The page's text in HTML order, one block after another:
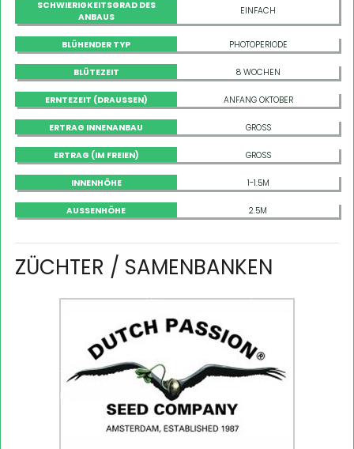
SCHWIERIGKEITSGRAD DES
ANBAUS
EINFACH
BLÜHENDER TYP PHOTOPERIODE
BLÜTEZEIT 8 WOCHEN
ERNTEZEIT (DRAUSSEN) ANFANG OKTOBER
ERTRAG INNENANBAU GROSS
ERTRAG (IM FREIEN) GROSS
INNENHÖHE 1-1.5M
AUSSENHÖHE 2.5M
ZÜCHTER / SAMENBANKEN